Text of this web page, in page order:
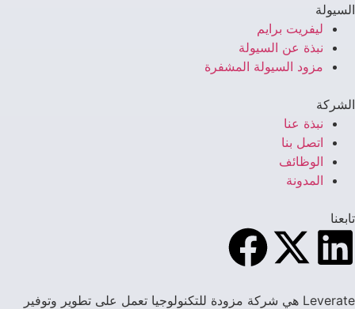
السيولة
ليفريت برايم
نبذة عن السيولة
مزود السيولة المشفرة
الشركة
نبذة عنا
اتصل بنا
الوظائف
المدونة
تابعنا
Leverate هي شركة مزودة للتكنولوجيا تعمل على تطوير وتوفير